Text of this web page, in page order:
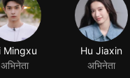
Mingxu
अभिनेता
Hu Jiaxin
अभिनेता